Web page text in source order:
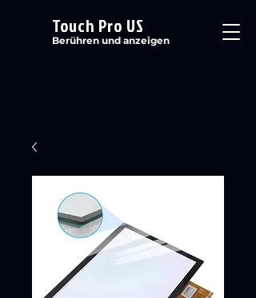
Touch Pro US
Berühren und anzeigen